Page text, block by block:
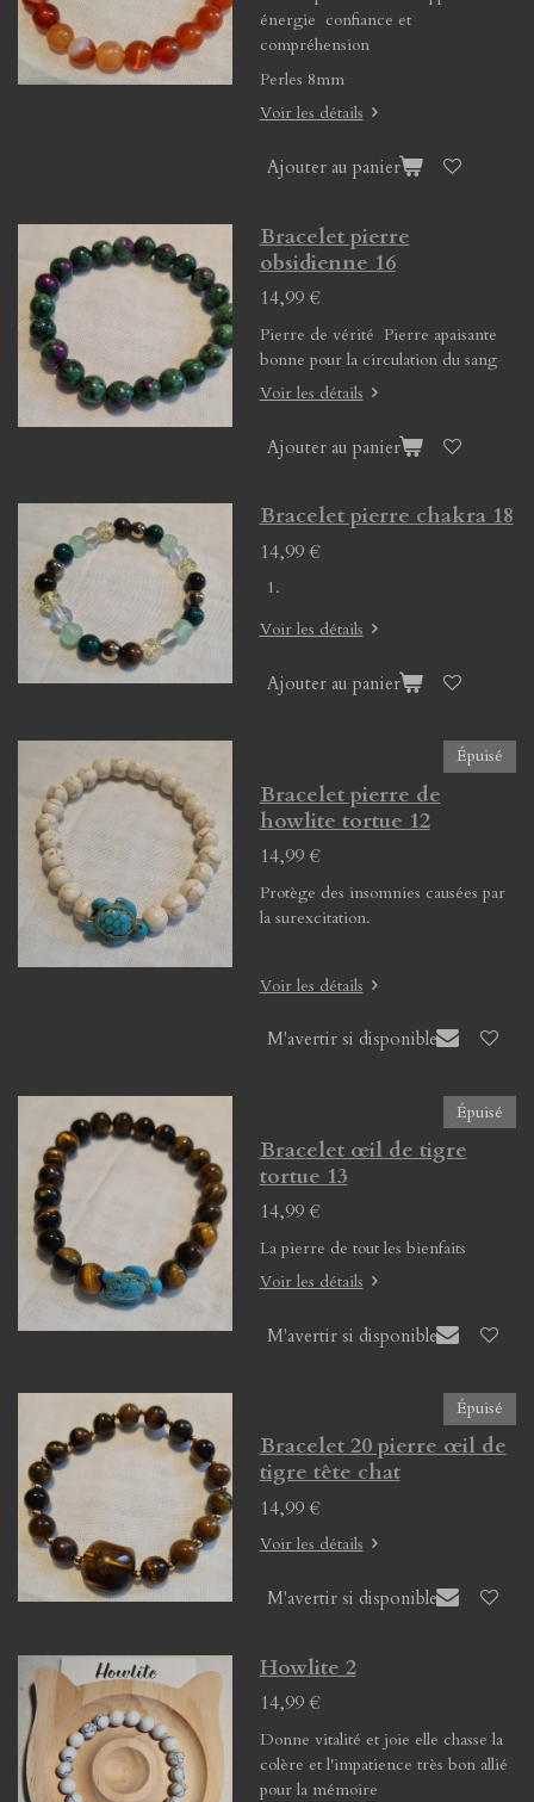
énergie confiance et
compréhension
Perles 8mm
Voir les détails
Ajouter au panier
Bracelet pierre
obsidienne 16
14,99 €
Pierre de vérité Pierre apaisante
bonne pour la circulation du sang
Voir les détails
Ajouter au panier
Bracelet pierre chakra 18
14,99 €
Voir les détails
Ajouter au panier
Épuisé
Bracelet pierre de
howlite tortue 12
14,99 €
Protège des insomnies causées par
la surexcitation.
Voir les détails
M'avertir si disponible
Épuisé
Bracelet œil de tigre
tortue 13
14,99 €
La pierre de tout les bienfaits
Voir les détails
M'avertir si disponible
Épuisé
Bracelet 20 pierre œil de
tigre tête chat
14,99 €
Voir les détails
M'avertir si disponible
Howlite 2
14,99 €
Donne vitalité et joie elle chasse la
colère et l'impatience très bon allié
pour la mémoire